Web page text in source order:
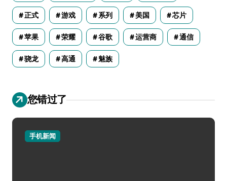
正式 游戏 系列 美国 芯片
苹果 荣耀 谷歌 运营商 通信
骁龙 高通 魅族
您错过了
手机新闻